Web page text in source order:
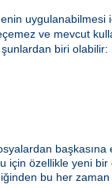
uygulanabilmesi
ve mevcut
şunlardan biri olabilir:
için özellikle yeni
bu her